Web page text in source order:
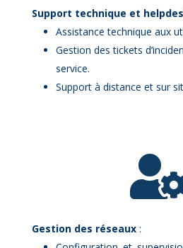
Sup­port tech­nique et
As­sis­tance tech­nique aux
Ges­tion des ti­ckets
ser­vice.
Sup­port à dis­tance et sur
Ges­tion des ré­seaux: